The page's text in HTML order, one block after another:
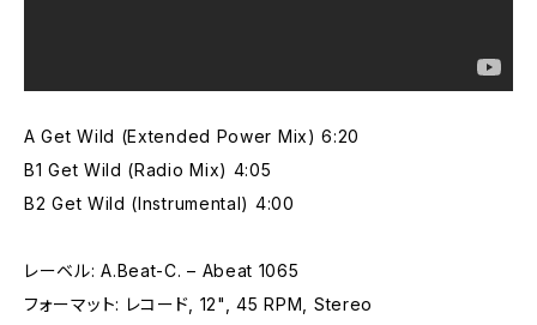
A Get Wild (Extended Power Mix) 6:20
B1 Get Wild (Radio Mix) 4:05
B2 Get Wild (Instrumental) 4:00
レーベル: A.Beat-C. – Abeat 1065
フォーマット: レコード, 12", 45 RPM, Stereo